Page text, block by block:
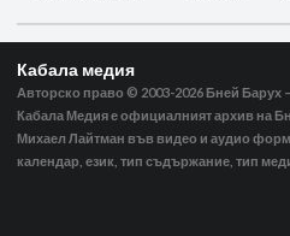
Кабала медия
Авторско право © 2003-2026 Бней Барух
Кабала Медия е официалният архив на
Михаел Лайтман във видео и аудио
календар, език, тип съдържание, тип